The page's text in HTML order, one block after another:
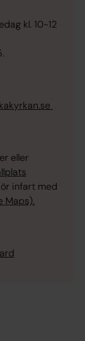
kl. 10-12
eller
infart med
Maps).